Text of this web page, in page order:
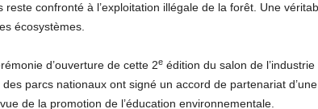
reste confronté à l’exploitation illégale de la forêt. Une
écosystèmes.
d’ouverture de cette 2eédition du salon de
des parcs nationaux ont signé un accord de partenariat
de la promotion de l’éducation environnementale.